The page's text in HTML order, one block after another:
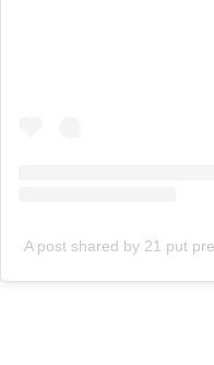
A post shared by 21 put